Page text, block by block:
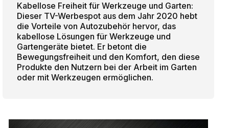
Kabellose Freiheit für Werkzeuge und Garten:
Dieser TV-Werbespot aus dem Jahr 2020 hebt
die Vorteile von Autozubehör hervor, das
kabellose Lösungen für Werkzeuge und
Gartengeräte bietet. Er betont die
Bewegungsfreiheit und den Komfort, den diese
Produkte den Nutzern bei der Arbeit im Garten
oder mit Werkzeugen ermöglichen.